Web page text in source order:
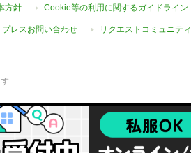
方針 Cookie等の利用に関するガイドライン
プレスお問い合わせ リクエストコミュニティ